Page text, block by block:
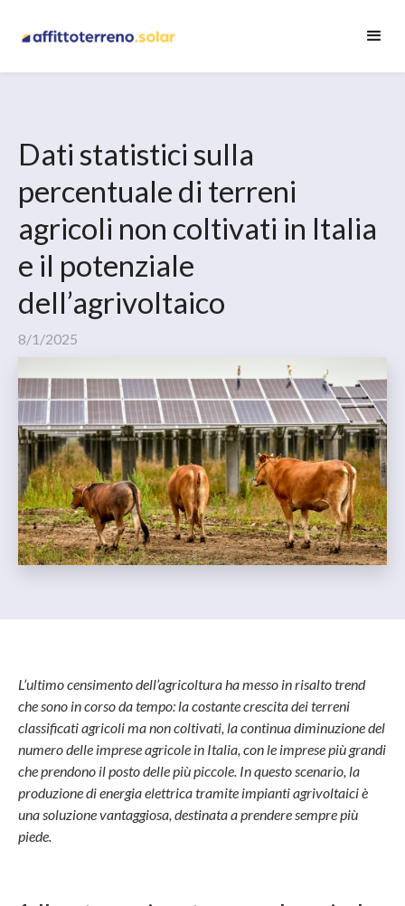
Dati statistici sulla
percentuale di terreni
agricoli non coltivati in Italia
e il potenziale
dell’agrivoltaico
8/1/2025
L’ultimo censimento dell’agricoltura ha messo in risalto trend
che sono in corso da tempo: la costante crescita dei terreni
classificati agricoli ma non coltivati, la continua diminuzione del
numero delle imprese agricole in Italia, con le imprese più grandi
che prendono il posto delle più piccole. In questo scenario, la
produzione di energia elettrica tramite impianti agrivoltaici è
una soluzione vantaggiosa, destinata a prendere sempre più
piede.